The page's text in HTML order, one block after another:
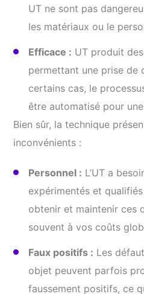
UT ne sont pas
les matériaux ou le
Efficace : UT produit
permettant une prise de
certains cas, le
être automatisé pour
Bien sûr, la technique
inconvénients :
Personnel : L’UT a
expérimentés et
obtenir et maintenir ces
souvent à vos coûts
Faux positifs : Les
objet peuvent parfois
faussement positifs, ce